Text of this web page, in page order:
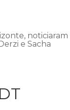
noticiaram
e Sacha